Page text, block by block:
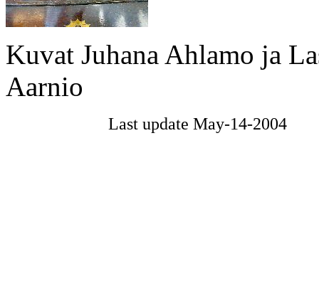
Kuvat Juhana Ahlamo ja
Aarnio
Last update May-14-2004